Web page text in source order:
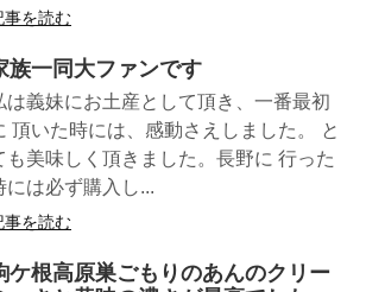
事を読む
族一同大ファンです
は義妹にお土産として頂き、一番最初
頂いた時には、感動さえしました。 と
も美味しく頂きました。長野に 行った
には必ず購入し...
事を読む
ケ根高原巣ごもりのあんのクリー